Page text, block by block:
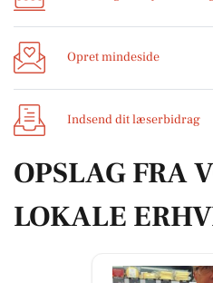
Opret mindeside
Indsend dit læserbidrag
OPSLAG FRA
LOKALE